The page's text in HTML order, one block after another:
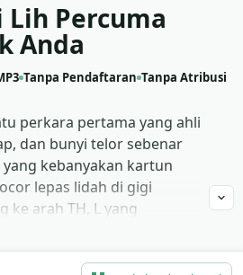
Lih Percuma
Anda
Tanpa Pendaftaran Tanpa Atribusi
perkara pertama yang ahli
dan bunyi telor sebenar
kebanyakan kartun
lepas lidah di gigi
ke arah TH, L yang
besar supaya